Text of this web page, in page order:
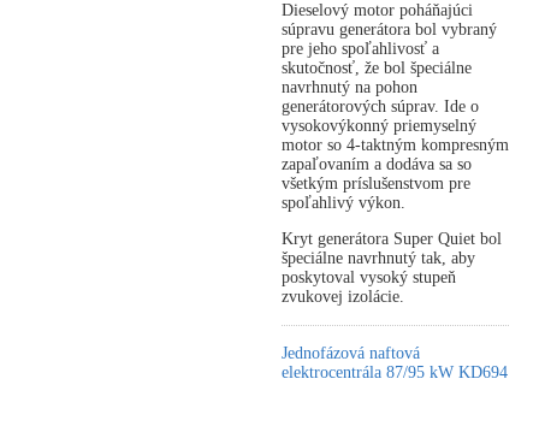
Dieselový motor poháňajúci
súpravu generátora bol vybraný
pre jeho spoľahlivosť a
skutočnosť, že bol špeciálne
navrhnutý na pohon
generátorových súprav. Ide o
vysokovýkonný priemyselný
motor so 4-taktným kompresným
zapaľovaním a dodáva sa so
všetkým príslušenstvom pre
spoľahlivý výkon.
Kryt generátora Super Quiet bol
špeciálne navrhnutý tak, aby
poskytoval vysoký stupeň
zvukovej izolácie.
Jednofázová naftová
elektrocentrála 87/95 kW KD694